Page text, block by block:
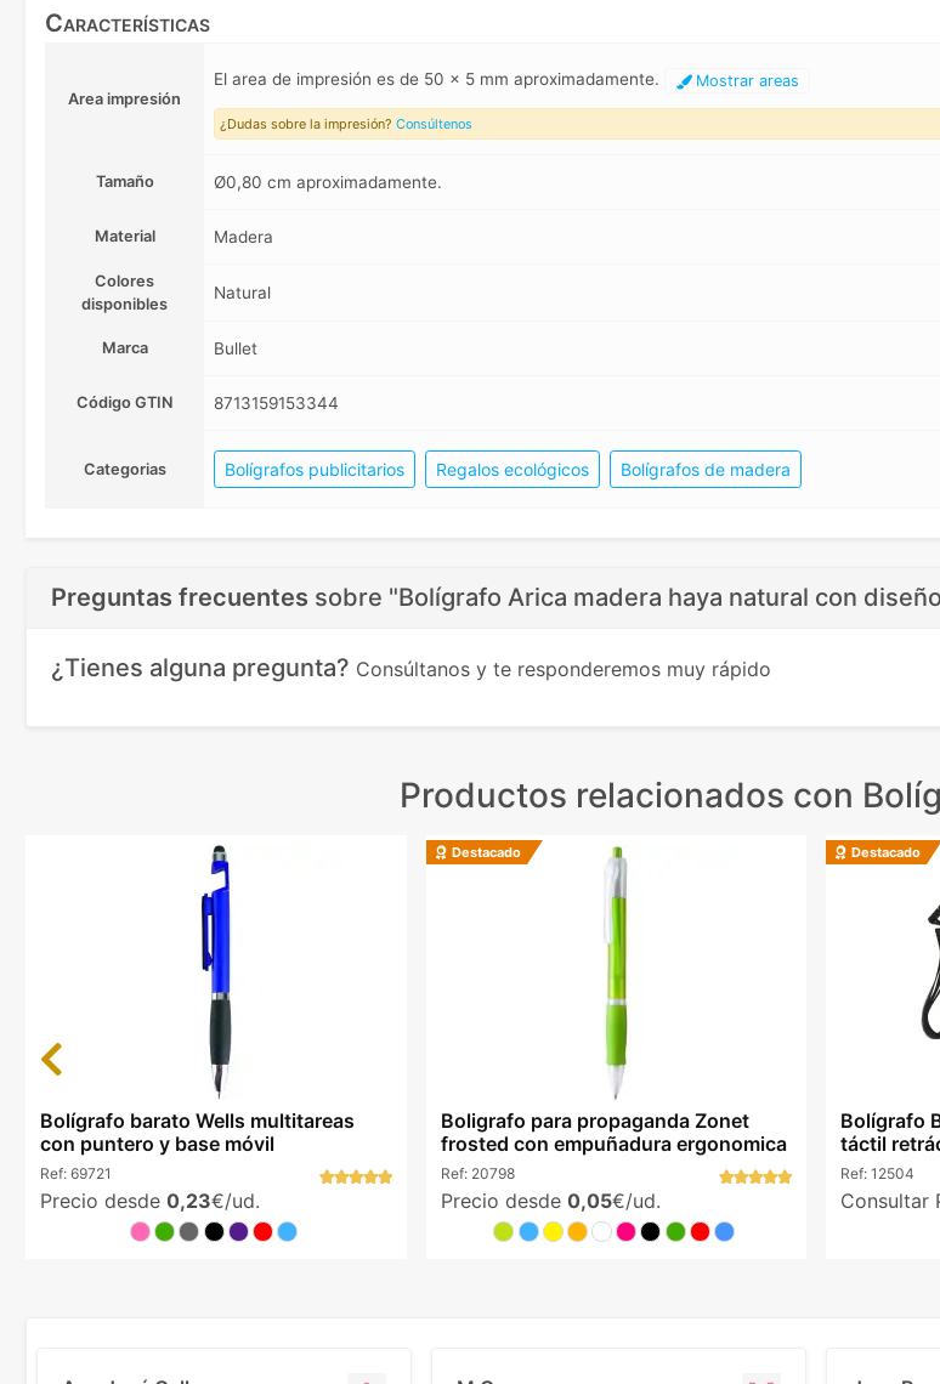
Características
Area impresión
El area de impresión es de 50 x 5 mm aproximadamente. Mostrar areas
¿Dudas sobre la impresión? Consúltenos
Tamaño Ø0,80 cm aproximadamente.
Material Madera
Colores
disponibles
Natural
Marca Bullet
Código GTIN 8713159153344
Categorias Bolígrafos publicitarios Regalos ecológicos Bolígrafos de madera
Preguntas frecuentes sobre "Bolígrafo Arica madera haya natural con
¿Tienes alguna pregunta? Consúltanos y te responderemos muy rápido
Productos relacionados con
Bolígrafo barato Wells multitareas
con puntero y base móvil
Ref: 69721
Precio desde 0,23€/ud.
Destacado
Boligrafo para propaganda Zonet
frosted con empuñadura ergonomica
Ref: 20798
Precio desde 0,05€/ud.
Destacado
Bolígrafo
táctil
Ref: 12504
Consultar
Previous